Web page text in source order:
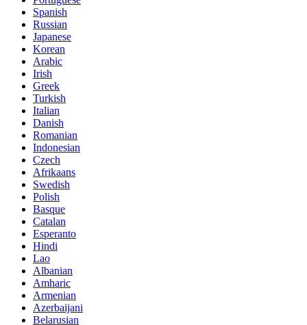
Spanish
Russian
Japanese
Korean
Arabic
Irish
Greek
Turkish
Italian
Danish
Romanian
Indonesian
Czech
Afrikaans
Swedish
Polish
Basque
Catalan
Esperanto
Hindi
Lao
Albanian
Amharic
Armenian
Azerbaijani
Belarusian